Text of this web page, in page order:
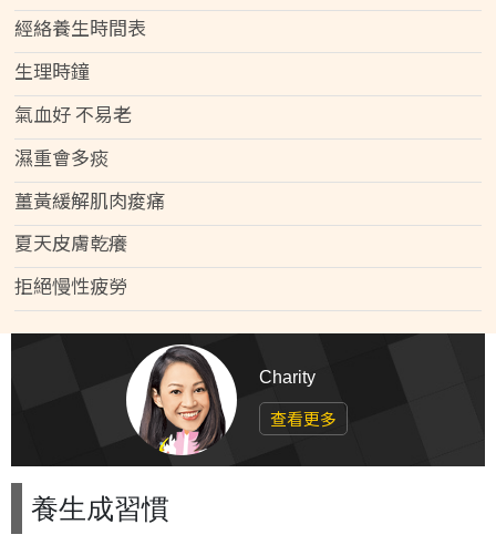
經絡養生時間表
生理時鐘
氣血好 不易老
濕重會多痰
薑黃緩解肌肉痠痛
夏天皮膚乾癢
拒絕慢性疲勞
Charity
查看更多
養生成習慣